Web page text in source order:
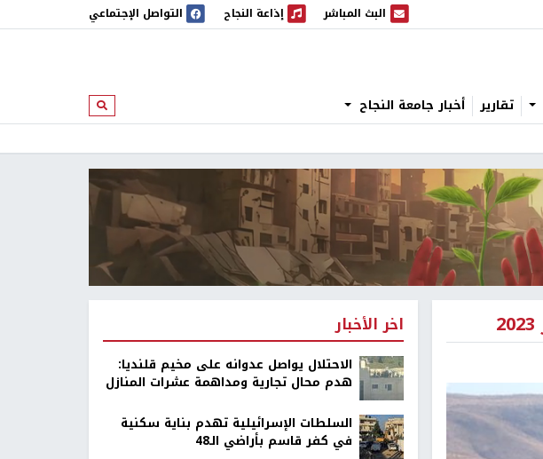
البث المباشر
البث المباشر إذاعة النجاح
إذاعة النجاح التواصل الإجتماعي
تقارير أخبار جامعة النجاح ابحث
اخر الأخبار
الاحتلال يواصل عدوانه على مخيم قلنديا:
هدم محال تجارية ومداهمة عشرات المنازل
السلطات الإسرائيلية تهدم بناية سكنية
في كفر قاسم بأراضي الـ48